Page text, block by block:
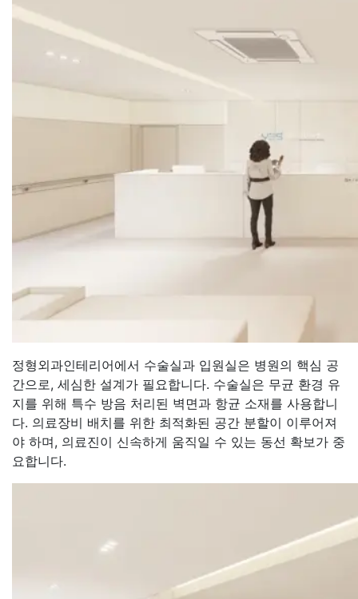
정형외과인테리어에서 수술실과 입원실은 병원의 핵심 공
간으로, 세심한 설계가 필요합니다. 수술실은 무균 환경 유
지를 위해 특수 방음 처리된 벽면과 항균 소재를 사용합니
다. 의료장비 배치를 위한 최적화된 공간 분할이 이루어져
야 하며, 의료진이 신속하게 움직일 수 있는 동선 확보가 중
요합니다.